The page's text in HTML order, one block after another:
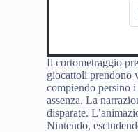
Il cortometraggio
giocattoli prendono
compiendo persino
assenza. La
disparate.
Nintendo,